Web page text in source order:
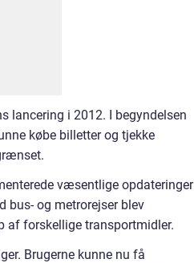
lancering i 2012. I begyndelsen
købe billetter og tjekke
væsentlige opdateringer
bus- og metrorejser blev
af forskellige transportmidler.
Brugerne kunne nu få